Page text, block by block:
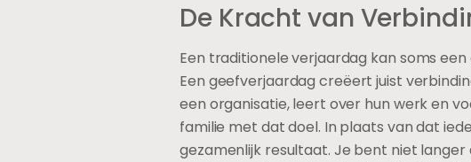
De Kracht van
Een traditionele verjaardag kan soms
Een geefverjaardag creëert juist
een organisatie, leert over hun werk en
familie met dat doel. In plaats van dat
gezamenlijk resultaat. Je bent niet